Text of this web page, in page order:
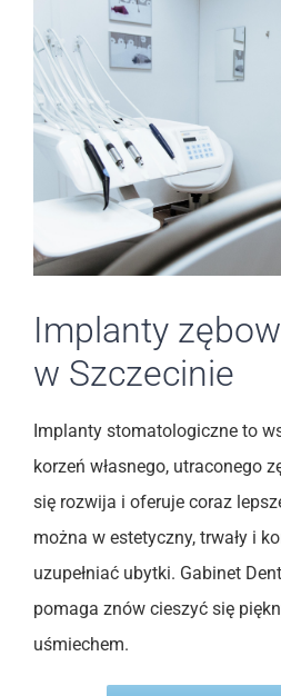
Implanty
w Szczecinie
Implanty stomatologiczne to
korzeń własnego, utraconego
się rozwija i oferuje coraz
można w estetyczny, trwały i
uzupełniać ubytki. Gabinet
pomaga znów cieszyć się
uśmiechem.